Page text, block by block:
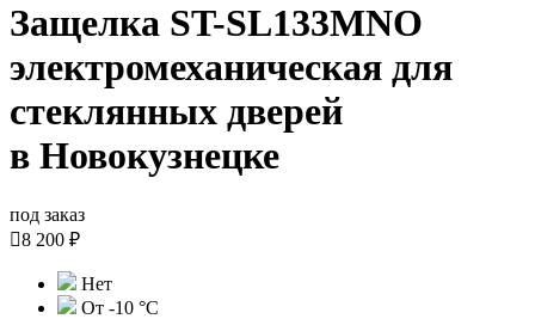
Защелка ST-SL133MNO
электромеханическая для
стеклянных дверей
в Новокузнецке
под заказ
8 200 ₽
Нет
От -10 °C